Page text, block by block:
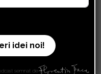
nu
care este
ale
mai vagul
e cale
idei noi!
semnat de